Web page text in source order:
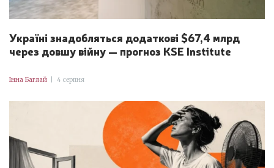
Україні знадобляться додаткові $67,4 млрд
через довшу війну — прогноз KSE Institute
Інна Баглай 4 серпня